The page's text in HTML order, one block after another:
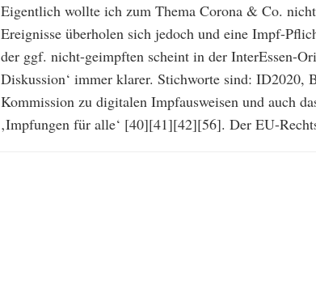
Eigentlich wollte ich zum Thema Corona & Co.
Ereignisse überholen sich jedoch und eine Impf-
der ggf. nicht-geimpften scheint in der InterEssen-
Diskussion‘ immer klarer. Stichworte sind: ID2020,
Kommission zu digitalen Impfausweisen und auch
‚Impfungen für alle‘ [40][41][42][56]. Der EU-